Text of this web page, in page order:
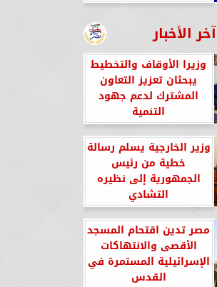
آخر الأخبار
وزيرا الأوقاف والتخطيط
يبحثان تعزيز التعاون
المشترك لدعم جهود
التنمية
وزير الخارجية يسلم رسالة
خطية من رئيس
الجمهورية إلى نظيره
التشادي
مصر تدين اقتحام المسجد
الأقصى والانتهاكات
الإسرائيلية المستمرة في
القدس